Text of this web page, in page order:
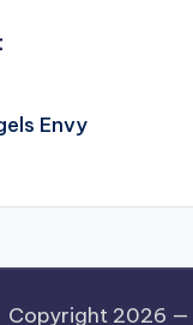
Envy
Copyright 2026 —